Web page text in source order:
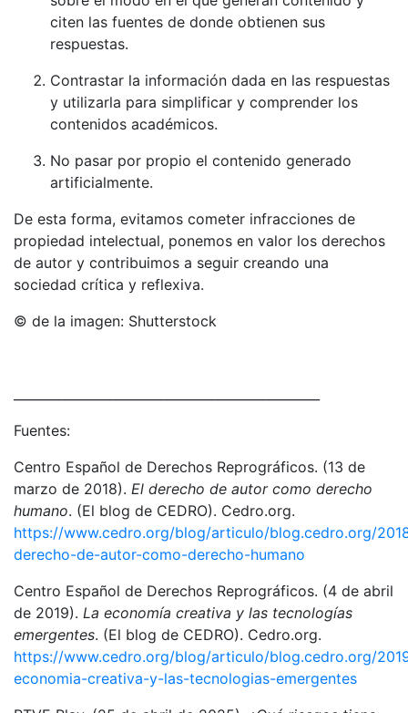
citen las fuentes de donde obtienen sus
respuestas.
Contrastar la información dada en las respuestas
y utilizarla para simplificar y comprender los
contenidos académicos.
No pasar por propio el contenido generado
artificialmente.
De esta forma, evitamos cometer infracciones de
propiedad intelectual, ponemos en valor los derechos
de autor y contribuimos a seguir creando una
sociedad crítica y reflexiva.
© de la imagen: Shutterstock
Fuentes:
Centro Español de Derechos Reprográficos. (13 de
marzo de 2018). El derecho de autor como derecho
humano. (El blog de CEDRO). Cedro.org.
https://www.cedro.org/blog/articulo/blog.cedro.org/
derecho-de-autor-como-derecho-humano
Centro Español de Derechos Reprográficos. (4 de abril
de 2019). La economía creativa y las tecnologías
emergentes. (El blog de CEDRO). Cedro.org.
https://www.cedro.org/blog/articulo/blog.cedro.org/
economia-creativa-y-las-tecnologias-emergentes